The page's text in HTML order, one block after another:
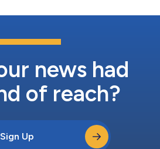
news had
of reach?
Sign Up